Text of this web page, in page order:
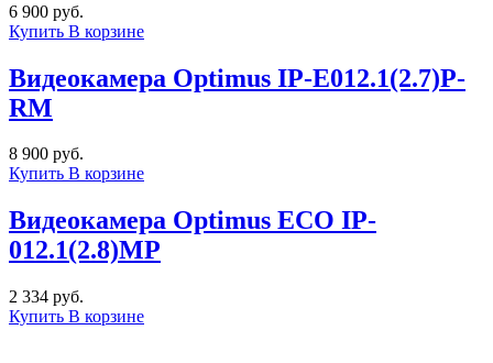
6 900 руб.
Купить В корзине
Видеокамера Optimus IP-E012.1(2.7)P-
RM
8 900 руб.
Купить В корзине
Видеокамера Optimus ECO IP-
012.1(2.8)MP
2 334 руб.
Купить В корзине